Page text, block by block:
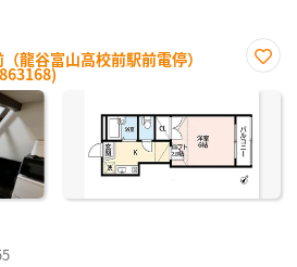
龍谷富山高校前駅前電停）
に入
り登